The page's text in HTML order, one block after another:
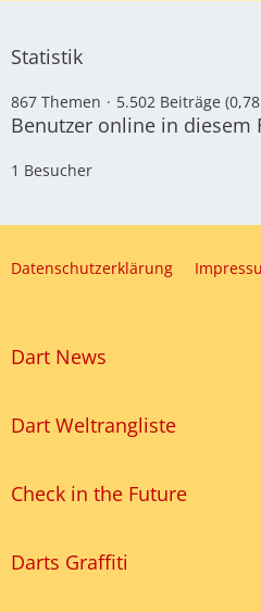
Statistik
867 Themen 5.502 Beiträge
Benutzer online in diesem
1 Besucher
Datenschutzerklärung
Dart News
Dart Weltrangliste
Check in the Future
Darts Graffiti